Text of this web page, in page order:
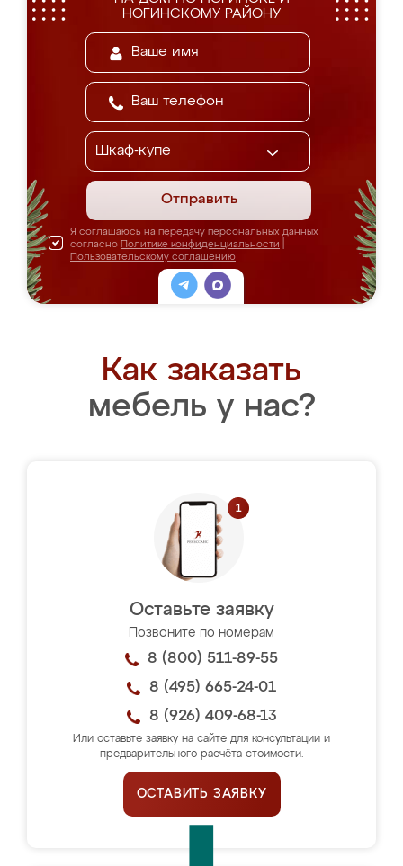
НОГИНСКОМУ РАЙОНУ
Отправить
Я соглашаюсь на передачу персональных данных
согласно Политике конфиденциальности
Пользовательскому соглашению
Как заказать
мебель у нас?
Оставьте заявку
Позвоните по номерам
8 (800) 511-89-55
8 (495) 665-24-01
8 (926) 409-68-13
Или оставьте заявку на сайте для консультации и
предварительного расчёта стоимости.
ОСТАВИТЬ ЗАЯВКУ